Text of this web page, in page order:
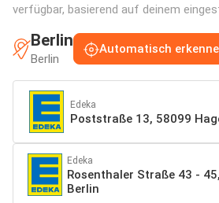
verfügbar, basierend auf deinem
Berlin
Berlin
Automatisch
Edeka
Poststraße 13, 58099
Edeka
Rosenthaler Straße 43 -
Berlin